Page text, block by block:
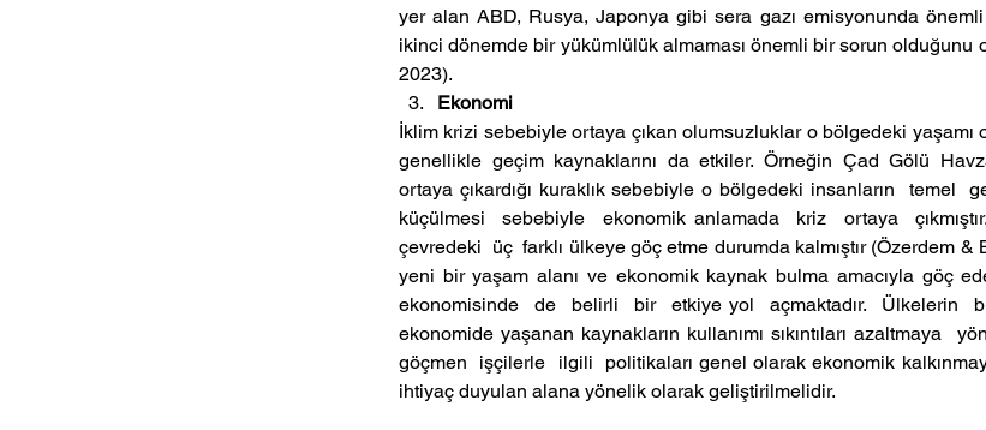
yer alan ABD, Rusya, Japonya gibi sera gazı emisyonunda
ikinci dönemde bir yükümlülük almaması önemli bir sorun olduğunu
2023).
Ekonomi
İklim krizi sebebiyle ortaya çıkan olumsuzluklar o bölgedeki
genellikle geçim kaynaklarını da etkiler. Örneğin Çad Gölü
ortaya çıkardığı kuraklık sebebiyle o bölgedeki insanların  temel
küçülmesi  sebebiyle  ekonomik anlamada  kriz  ortaya
çevredeki  üç  farklı ülkeye göç etme durumda kalmıştır (Özerdem &
yeni bir yaşam alanı ve ekonomik kaynak bulma amacıyla göç
ekonomisinde  de  belirli  bir  etkiye yol  açmaktadır.  Ülkelerin
ekonomide yaşanan kaynakların kullanımı sıkıntıları azaltmaya
göçmen  işçilerle  ilgili  politikaları genel olarak ekonomik
ihtiyaç duyulan alana yönelik olarak geliştirilmelidir.